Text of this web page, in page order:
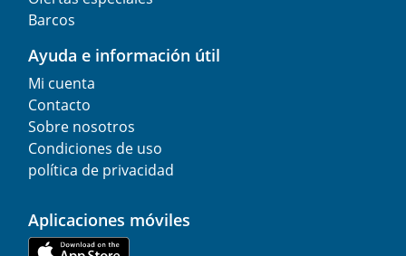
Barcos
Ayuda e información útil
Mi cuenta
Contacto
Sobre nosotros
Condiciones de uso
política de privacidad
Aplicaciones móviles